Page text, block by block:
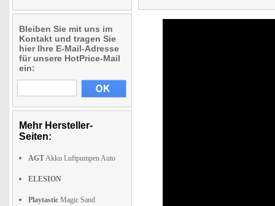
Bleiben Sie mit uns im
Kontakt und tragen Sie
hier Ihre E-Mail-Adresse
für unsere HotPrice-Mail
ein:
Mehr Hersteller-
Seiten:
AGTAkku Luftpumpen Auto
ELESION
Playtastic Magic Sand